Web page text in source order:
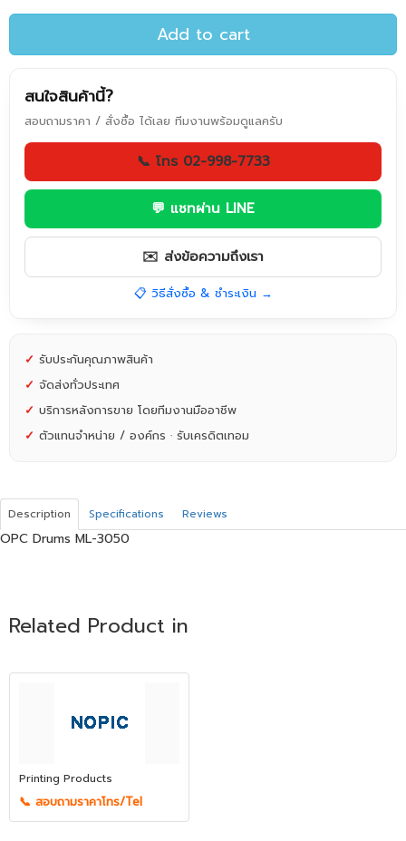
Add to cart
สนใจสินค้านี้?
สอบถามราคา / สั่งซื้อ ได้เลย ทีมงานพร้อมดูแลครับ
📞 โทร 02-998-7733
💬 แชทผ่าน LINE
✉️ ส่งข้อความถึงเรา
📋 วิธีสั่งซื้อ & ชำระเงิน →
✓ รับประกันคุณภาพสินค้า
✓ จัดส่งทั่วประเทศ
✓ บริการหลังการขาย โดยทีมงานมืออาชีพ
✓ ตัวแทนจำหน่าย / องค์กร · รับเครดิตเทอม
Description Specifications Reviews
OPC Drums ML-3050
Related Product in
Printing Products
📞 สอบถามราคาโทร/Tel